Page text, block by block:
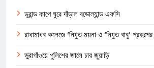
ডুরান্ড কাপে ঘুরে দাঁড়াল বডোল্যান্ড এফসি
রাধামাধব কলেজে ‘নিযুত ময়না ও ‘নিযুত বাবু’
ভুরাগাঁওয়ে পুলিশের জালে চার জুয়াড়ি